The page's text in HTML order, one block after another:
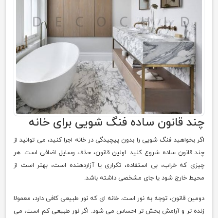
چند قانون ساده فنگ شویی برای خانه
اگر بخواهید فنگ شویی را بدون پیچیدگی در خانه اجرا کنید، می توانید از
چند قانون ساده شروع کنید. اولین قانون، حذف وسایل اضافی است. هر
چیزی که خراب، بی استفاده، تکراری یا آزاردهنده است، بهتر است از
محیط خارج شود یا جای مشخصی داشته باشد.
دومین قانون، توجه به نور است. خانه ای که نور طبیعی کافی دارد، معمولا
زنده تر و آرامش بخش تر احساس می شود. اگر نور طبیعی کم است، می